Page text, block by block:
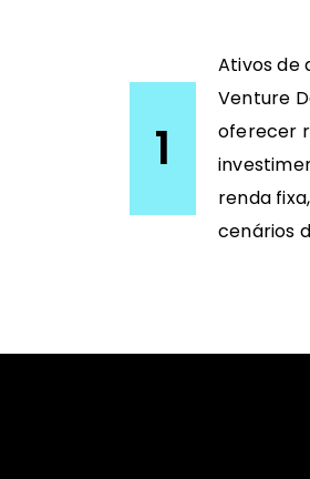
1
Ativos de
Venture
oferecer
renda
cenários